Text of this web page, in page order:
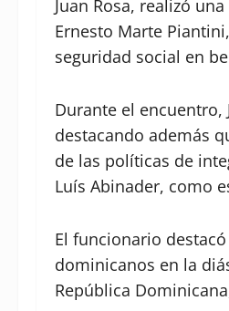
Juan Rosa, realizó
Ernesto Marte
seguridad social en
Durante el
destacando además
de las políticas de
Luís Abinader, como
El funcionario
dominicanos en la
República